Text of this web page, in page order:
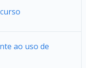
ao uso de